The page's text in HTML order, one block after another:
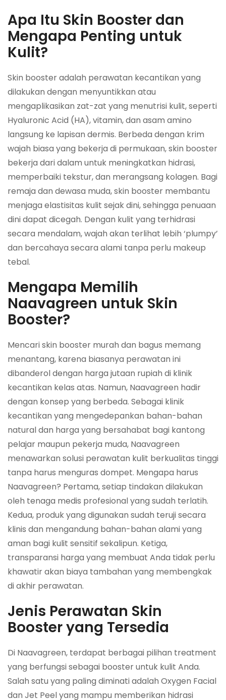
Apa Itu Skin Booster dan
Mengapa Penting untuk
Kulit?
Skin booster adalah perawatan kecantikan yang
dilakukan dengan menyuntikkan atau
mengaplikasikan zat-zat yang menutrisi kulit, seperti
Hyaluronic Acid (HA), vitamin, dan asam amino
langsung ke lapisan dermis. Berbeda dengan krim
wajah biasa yang bekerja di permukaan, skin booster
bekerja dari dalam untuk meningkatkan hidrasi,
memperbaiki tekstur, dan merangsang kolagen. Bagi
remaja dan dewasa muda, skin booster membantu
menjaga elastisitas kulit sejak dini, sehingga penuaan
dini dapat dicegah. Dengan kulit yang terhidrasi
secara mendalam, wajah akan terlihat lebih ‘plumpy’
dan bercahaya secara alami tanpa perlu makeup
tebal.
Mengapa Memilih
Naavagreen untuk Skin
Booster?
Mencari skin booster murah dan bagus memang
menantang, karena biasanya perawatan ini
dibanderol dengan harga jutaan rupiah di klinik
kecantikan kelas atas. Namun, Naavagreen hadir
dengan konsep yang berbeda. Sebagai klinik
kecantikan yang mengedepankan bahan-bahan
natural dan harga yang bersahabat bagi kantong
pelajar maupun pekerja muda, Naavagreen
menawarkan solusi perawatan kulit berkualitas tinggi
tanpa harus menguras dompet. Mengapa harus
Naavagreen? Pertama, setiap tindakan dilakukan
oleh tenaga medis profesional yang sudah terlatih.
Kedua, produk yang digunakan sudah teruji secara
klinis dan mengandung bahan-bahan alami yang
aman bagi kulit sensitif sekalipun. Ketiga,
transparansi harga yang membuat Anda tidak perlu
khawatir akan biaya tambahan yang membengkak
di akhir perawatan.
Jenis Perawatan Skin
Booster yang Tersedia
Di Naavagreen, terdapat berbagai pilihan treatment
yang berfungsi sebagai booster untuk kulit Anda.
Salah satu yang paling diminati adalah Oxygen Facial
dan Jet Peel yang mampu memberikan hidrasi